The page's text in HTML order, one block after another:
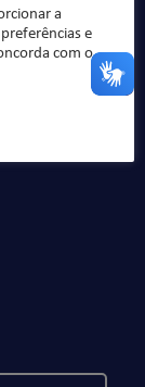
a
e
com o